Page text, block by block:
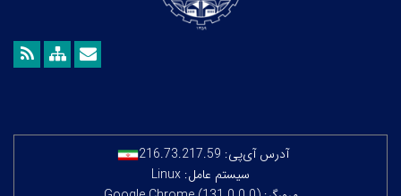
آدرس آی‌پی: 216.73.217.59
سیستم عامل: Linux